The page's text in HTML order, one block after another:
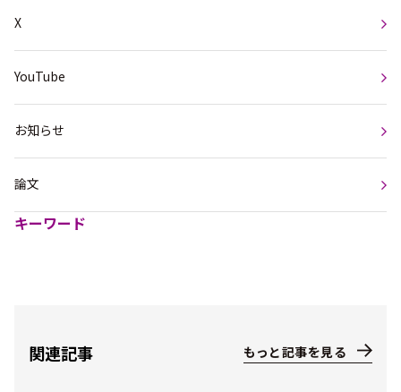
X
YouTube
お知らせ
論文
キーワード
関連記事 もっと記事を見る